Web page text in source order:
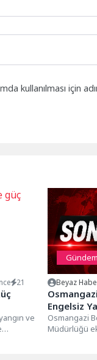
kullanılması için
21
ve
Gündem
Beyaz
Engelsiz
Denetim
Osmangazi
Müdürlüğü